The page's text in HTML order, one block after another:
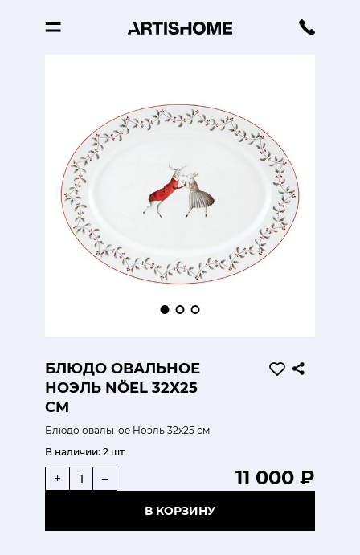
БЛЮДО ОВАЛЬНОЕ
НОЭЛЬ NÖEL 32Х25
СМ
Блюдо овальное Ноэль 32х25 см
В наличии: 2 шт
11 000 ₽
+ –
В КОРЗИНУ